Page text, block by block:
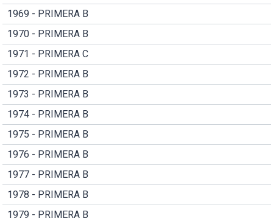
1969 - PRIMERA B
1970 - PRIMERA B
1971 - PRIMERA C
1972 - PRIMERA B
1973 - PRIMERA B
1974 - PRIMERA B
1975 - PRIMERA B
1976 - PRIMERA B
1977 - PRIMERA B
1978 - PRIMERA B
1979 - PRIMERA B